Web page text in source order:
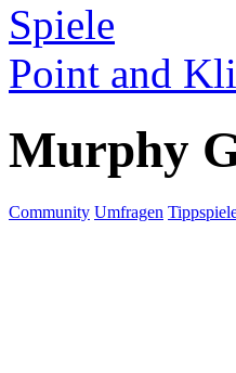
Spiele
Point and
Murphy
Community Umfragen